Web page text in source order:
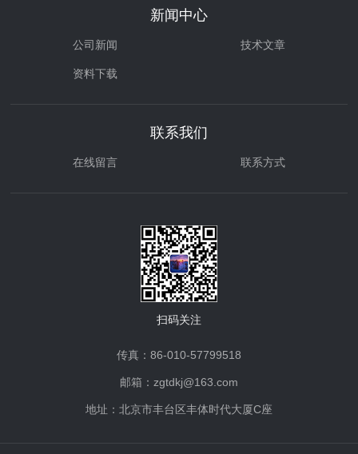
新闻中心
公司新闻 技术文章
资料下载
联系我们
在线留言 联系方式
扫码关注
传真：86-010-57799518
邮箱：zgtdkj@163.com
地址：北京市丰台区丰体时代大厦C座